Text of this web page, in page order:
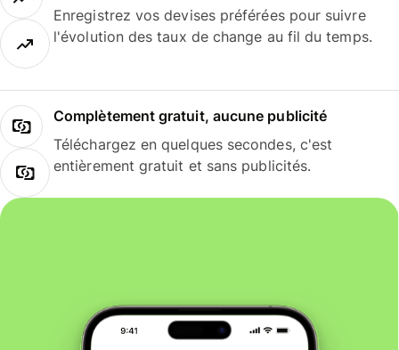
Enregistrez vos devises préférées pour suivre
l'évolution des taux de change au fil du temps.
Complètement gratuit, aucune publicité
Téléchargez en quelques secondes, c'est
entièrement gratuit et sans publicités.